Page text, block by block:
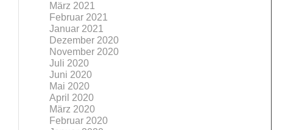
März 2021
Februar 2021
Januar 2021
Dezember 2020
November 2020
Juli 2020
Juni 2020
Mai 2020
April 2020
März 2020
Februar 2020